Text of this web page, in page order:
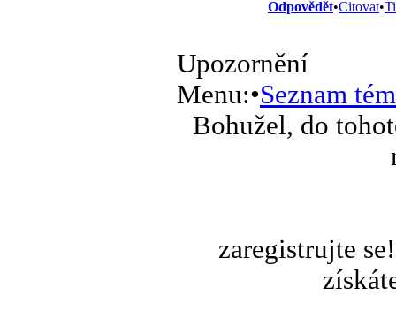
Odpovědět•Citovat•
Upozornění
Menu:•Seznam
Bohužel, do
zaregistrujte